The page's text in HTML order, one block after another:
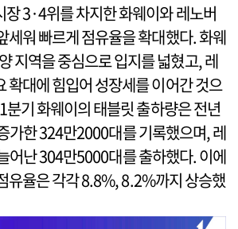
장 3·4위를 차지한 화웨이와 레노버
세워 빠르게 점유율을 확대했다. 화웨
지역을 중심으로 입지를 넓혔고, 레
확대에 힘입어 성장세를 이어간 것으
분기 화웨이의 태블릿 출하량은 전년
가한 324만2000대를 기록했으며, 레
어난 304만5000대를 출하했다. 이에
유율은 각각 8.8%, 8.2%까지 상승했